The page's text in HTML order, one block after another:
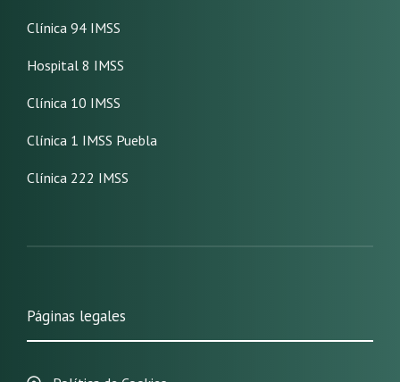
Clínica 94 IMSS
Hospital 8 IMSS
Clínica 10 IMSS
Clínica 1 IMSS Puebla
Clínica 222 IMSS
Páginas legales